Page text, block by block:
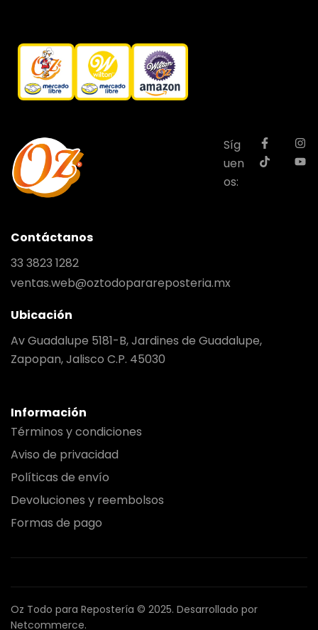
Síg
uen
os:
Contáctanos
33 3823 1282
ventas.web@oztodoparareposteria.mx
Ubicación
Av Guadalupe 5181-B, Jardines de Guadalupe,
Zapopan, Jalisco C.P. 45030
Información
Términos y condiciones
Aviso de privacidad
Políticas de envío
Devoluciones y reembolsos
Formas de pago
Oz Todo para Repostería © 2025. Desarrollado por
Netcommerce.